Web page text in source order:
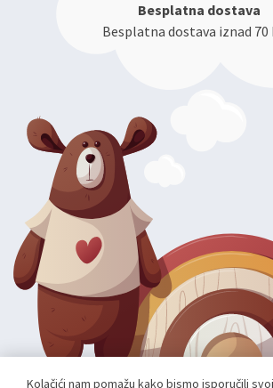
Besplatna dostava
Besplatna dostava iznad 70
Kolačići nam pomažu kako bismo isporučili